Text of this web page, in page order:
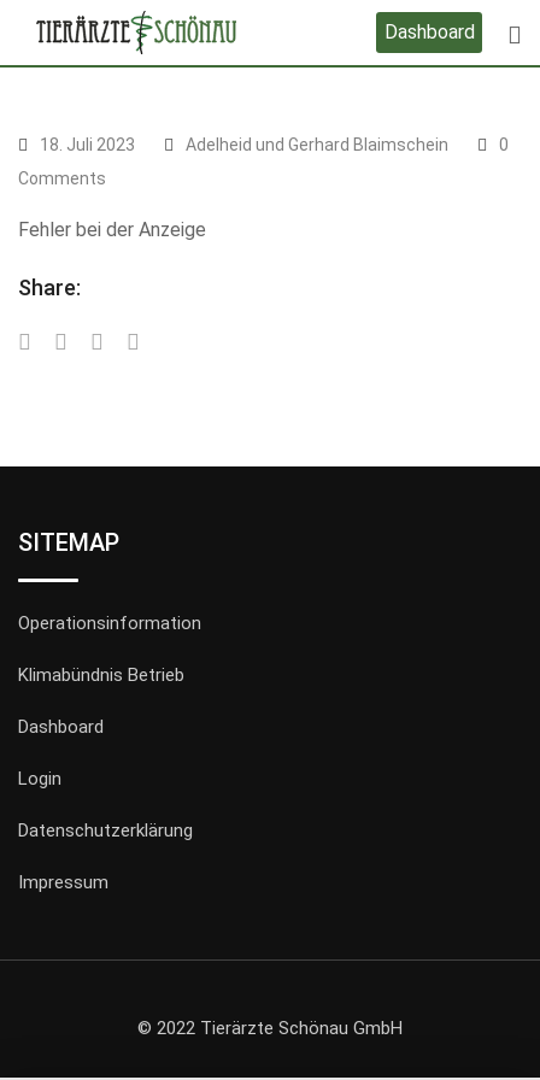
Dashboard
18. Juli 2023 Adelheid und Gerhard Blaimschein
0
Comments
Fehler bei der Anzeige
Share:
SITEMAP
Operationsinformation
Klimabündnis Betrieb
Dashboard
Login
Datenschutzerklärung
Impressum
© 2022 Tierärzte Schönau GmbH